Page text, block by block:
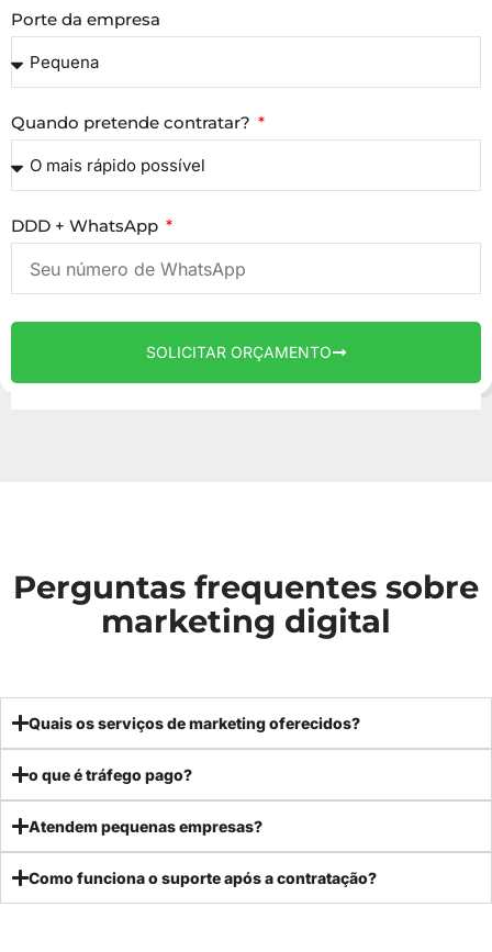
Porte da empresa
Quando pretende contratar?
DDD + WhatsApp
SOLICITAR ORÇAMENTO
Perguntas frequentes sobre
marketing digital
Quais os serviços de marketing oferecidos?
o que é tráfego pago?
Atendem pequenas empresas?
Como funciona o suporte após a contratação?